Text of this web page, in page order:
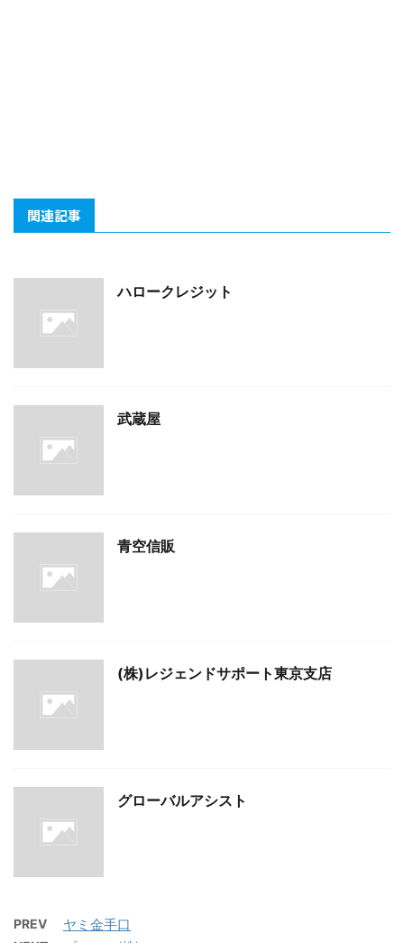
関連記事
ハロークレジット
武蔵屋
青空信販
(株)レジェンドサポート東京支店
グローバルアシスト
PREV ヤミ金手口